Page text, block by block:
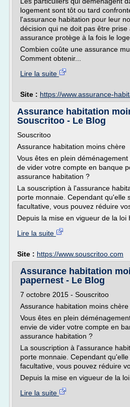
logement sont tôt ou tard
l'assurance habitation pour leur
décision qui ne doit pas être
assurance protège à la fois le
Combien coûte une assurance
Comment obtenir...
Lire la suite
Site : https://www.assurance-
Assurance habitation
Souscritoo - Le Blog
Souscritoo
Assurance habitation moins chère
Vous êtes en plein
de vider votre compte en banque
assurance habitation ?
La souscription à l'assurance
porte monnaie. Cependant qu'elle
facultative, vous pouvez réduire
Depuis la mise en vigueur de la loi
Lire la suite
Site : https://www.souscritoo.com
Assurance habitation
papernest - Le Blog
7 octobre 2015 - Souscritoo
Assurance habitation moins chère
Vous êtes en plein
envie de vider votre compte en
assurance habitation ?
La souscription à l'assurance
porte monnaie. Cependant
facultative, vous pouvez réduire
Depuis la mise en vigueur de la
Lire la suite